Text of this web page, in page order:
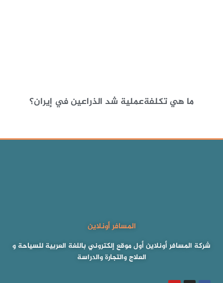
ما هي تكلفةعملية شد الذراعين في إيران؟
المسافر أونلاين
شركة المسافر أونلاين أول موقع إلكتروني باللغة العربية للسياحة و
العلاج والتجارة والدراسة